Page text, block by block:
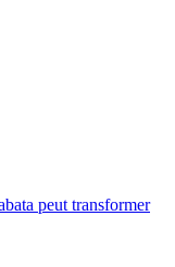
peut transformer